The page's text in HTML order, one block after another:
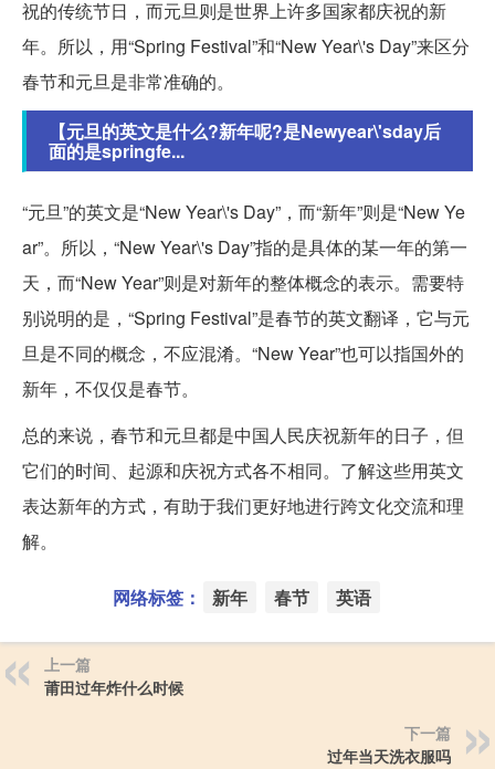
祝的传统节日，而元旦则是世界上许多国家都庆祝的新
年。所以，用“Spring Festival”和“New Year\'s Day”来区分
春节和元旦是非常准确的。
【元旦的英文是什么?新年呢?是Newyear\'sday后
面的是springfe...
“元旦”的英文是“New Year\'s Day”，而“新年”则是“New Ye
ar”。所以，“New Year\'s Day”指的是具体的某一年的第一
天，而“New Year”则是对新年的整体概念的表示。需要特
别说明的是，“Spring Festival”是春节的英文翻译，它与元
旦是不同的概念，不应混淆。“New Year”也可以指国外的
新年，不仅仅是春节。
总的来说，春节和元旦都是中国人民庆祝新年的日子，但
它们的时间、起源和庆祝方式各不相同。了解这些用英文
表达新年的方式，有助于我们更好地进行跨文化交流和理
解。
网络标签： 新年 春节 英语
上一篇
莆田过年炸什么时候
下一篇
过年当天洗衣服吗